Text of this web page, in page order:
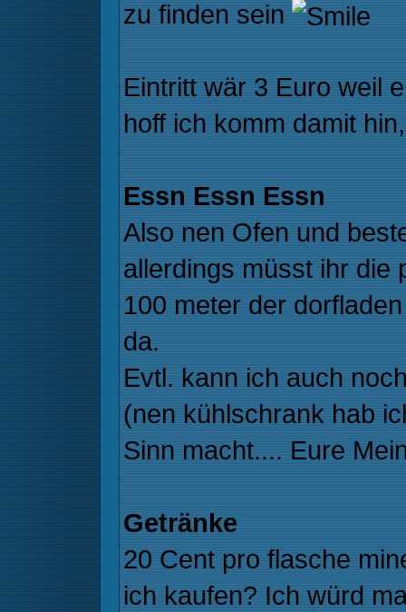
zu finden sein
Eintritt wär 3 Euro weil
hoff ich komm damit
Essn Essn Essn
Also nen Ofen und
allerdings müsst ihr die
100 meter der
da.
Evtl. kann ich auch
(nen kühlschrank hab
Sinn macht.... Eure
Getränke
20 Cent pro flasche
ich kaufen? Ich würd